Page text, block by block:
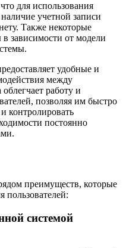
для использования
учетной записи
Также некоторые
зависимости от модели
удобные и
между
работу и
позволяя им быстро
контролировать
постоянно
преимуществ, которые
пользователей:
системой